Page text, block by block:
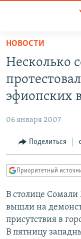
упрощенного
доступа
основному
Вернутся
Вернутся
поиску
АВТОРСКИЕ
МНЕНИЯ
КУЛЬТУРА
КАВКАЗ.РЕАЛИИ
СЕВЕР.РЕАЛИИ
СИБИРЬ.РЕАЛИИ
РАСПИСАНИЕ
НОВОСТИ
Несколько
эфиопских
06 января 2007
Поделиться
Приоритетный
В столице Сомали
вышли на
присутствия в
В пятницу